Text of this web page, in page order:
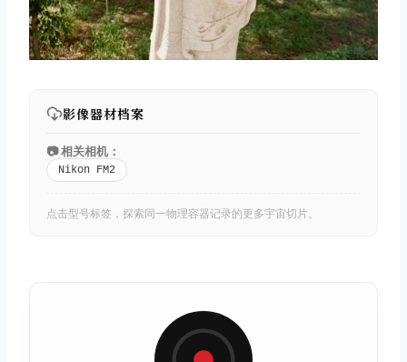
影像器材档案
📷 相关相机：
Nikon FM2
点击型号标签，探索同一物理容器记录的更多宇宙切片。